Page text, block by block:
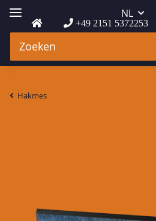
+49 2151 5372253
NL
Hakmes